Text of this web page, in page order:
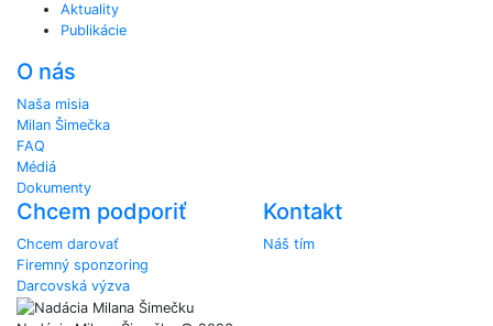
Aktuality
Publikácie
O nás
Naša misia
Milan Šimečka
FAQ
Médiá
Dokumenty
Chcem podporiť
Chcem darovať
Firemný sponzoring
Darcovská výzva
Kontakt
Náš tím